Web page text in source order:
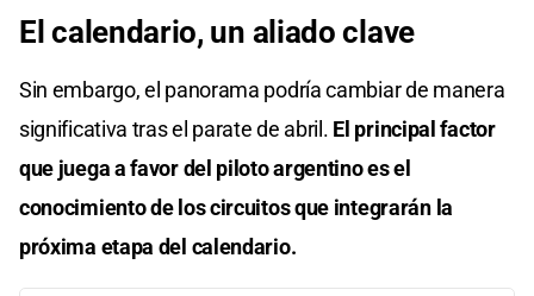
El calendario, un aliado clave
Sin embargo, el panorama podría cambiar de manera
significativa tras el parate de abril. El principal factor
que juega a favor del piloto argentino es el
conocimiento de los circuitos que integrarán la
próxima etapa del calendario.